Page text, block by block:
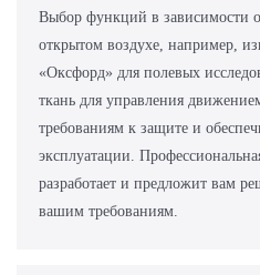
Выбор функций в зависимости
открытом воздухе, например,
«Оксфорд» для полевых
ткань для управления
требованиям к защите и
эксплуатации.
разработает и предложит вам
вашим требованиям.